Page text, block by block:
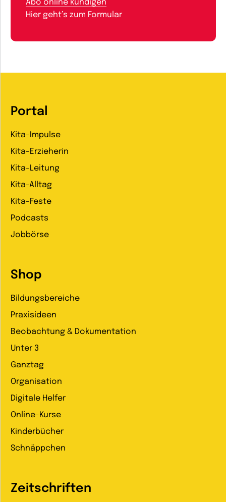
Abo online kündigen
Hier geht’s zum Formular
Portal
Kita-Impulse
Kita-Erzieherin
Kita-Leitung
Kita-Alltag
Kita-Feste
Podcasts
Jobbörse
Shop
Bildungsbereiche
Praxisideen
Beobachtung & Dokumentation
Unter 3
Ganztag
Organisation
Digitale Helfer
Online-Kurse
Kinderbücher
Schnäppchen
Zeitschriften